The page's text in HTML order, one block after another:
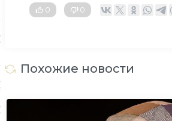
0
0
Похожие новости